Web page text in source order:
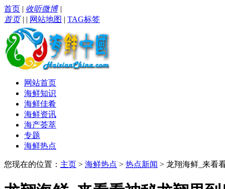
首页 | 收听微博|
首页| | 网站地图 | TAG标签
网站首页
海鲜知识
海鲜佳肴
海鲜资讯
海产荟萃
专题
海鲜热点
您现在的位置： 主页 > 海鲜热点 > 热点新闻 > 龙翔海鲜_来看